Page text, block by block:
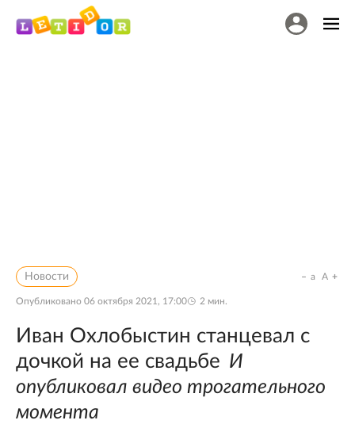
Новости
Опубликовано 06 октября 2021, 17:00 2 мин.
a A
Иван Охлобыстин станцевал с
дочкой на ее свадьбе И
опубликовал видео трогательного
момента